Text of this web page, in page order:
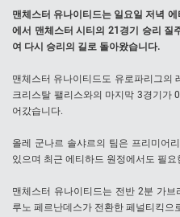
맨체스터 유나이티드는 일요일 저녁
에서 맨체스터 시티의 21경기 승리 질
여 다시 승리의 길로 돌아왔습니다.
맨체스터 유나이티드도 유로파리그의
크리스탈 팰리스와의 마지막 3경기가
어갔습니다.
올레 군나르 솔샤르의 팀은 프리미어
있으며 최근 에티하드 원정에서도 필
맨체스터 유나이티드는 전반 2분 가
루노 페르난데스가 전환한 페널티킥으